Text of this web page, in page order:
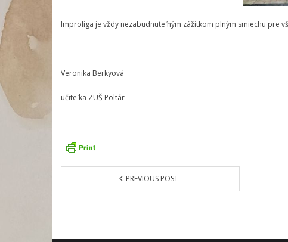
Improliga je vždy nezabudnuteľným zážitkom plným smiechu pre
Veronika Berkyová
učiteľka ZUŠ Poltár
PREVIOUS POST